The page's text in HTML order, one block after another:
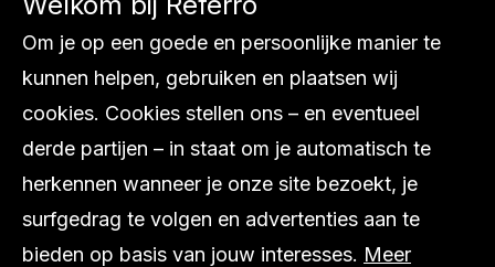
Diensten
Ons werk
Internationaal
Over ons
Inspiratie
Contact
Om je op een goede en persoonlijke manier te
kunnen helpen, gebruiken en plaatsen wij
cookies. Cookies stellen ons – en eventueel
derde partijen – in staat om je automatisch te
herkennen wanneer je onze site bezoekt, je
surfgedrag te volgen en advertenties aan te
bieden op basis van jouw interesses. Meer